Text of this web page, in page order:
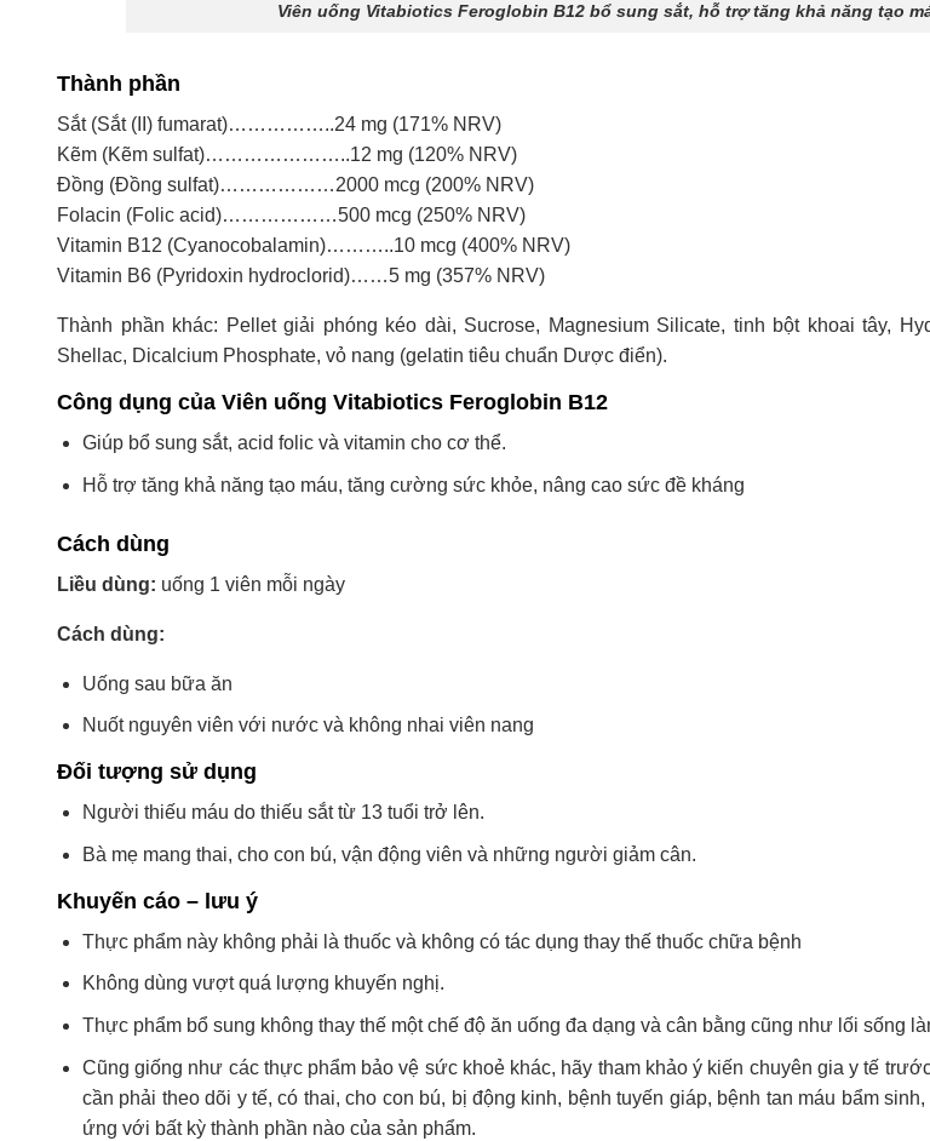
Viên uống Vitabiotics Feroglobin B12 bổ sung sắt, hỗ trợ tăng khả năng tạo
Thành phần
Sắt (Sắt (II) fumarat)……………..24 mg (171% NRV)
Kẽm (Kẽm sulfat)…………………..12 mg (120% NRV)
Đồng (Đồng sulfat)………………2000 mcg (200% NRV)
Folacin (Folic acid)………………500 mcg (250% NRV)
Vitamin B12 (Cyanocobalamin)………..10 mcg (400% NRV)
Vitamin B6 (Pyridoxin hydroclorid)……5 mg (357% NRV)
Thành phần khác: Pellet giải phóng kéo dài, Sucrose, Magnesium Silicate, tinh bột khoai tây,
Shellac, Dicalcium Phosphate, vỏ nang (gelatin tiêu chuẩn Dược điển).
Công dụng của Viên uống Vitabiotics Feroglobin B12
Giúp bổ sung sắt, acid folic và vitamin cho cơ thể.
Hỗ trợ tăng khả năng tạo máu, tăng cường sức khỏe, nâng cao sức đề kháng
Cách dùng
Liều dùng: uống 1 viên mỗi ngày
Cách dùng:
Uống sau bữa ăn
Nuốt nguyên viên với nước và không nhai viên nang
Đối tượng sử dụng
Người thiếu máu do thiếu sắt từ 13 tuổi trở lên.
Bà mẹ mang thai, cho con bú, vận động viên và những người giảm cân.
Khuyến cáo – lưu ý
Thực phẩm này không phải là thuốc và không có tác dụng thay thế thuốc chữa bệnh
Không dùng vượt quá lượng khuyến nghị.
Thực phẩm bổ sung không thay thế một chế độ ăn uống đa dạng và cân bằng cũng như lối sống
Cũng giống như các thực phẩm bảo vệ sức khoẻ khác, hãy tham khảo ý kiến chuyên gia y tế
cần phải theo dõi y tế, có thai, cho con bú, bị động kinh, bệnh tuyến giáp, bệnh tan máu bẩm
ứng với bất kỳ thành phần nào của sản phẩm.